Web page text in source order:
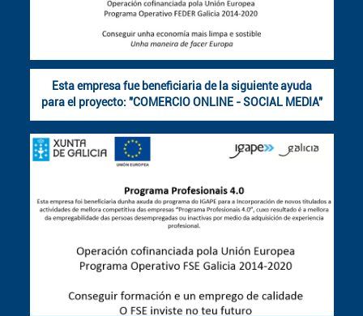
Esta empresa fue beneficiaria de la siguiente ayuda
para el proyecto: "COMERCIO ONLINE - SOCIAL MEDIA"